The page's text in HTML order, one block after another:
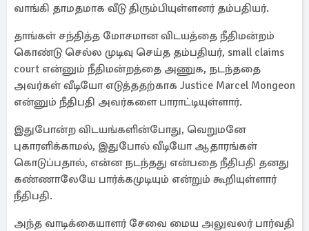
வாங்கி தாமதமாக வீடு திரும்பியுள்ளனர் தம்பதியர்.
தாங்கள் சந்தித்த மோசமான விடயத்தை நீதிமன்றம்
கொண்டு செல்ல முடிவு செய்த தம்பதியர், small claims
court என்னும் நீதிமன்றத்தை அணுக, நடந்ததை
அவர்கள் வீடியோ எடுத்ததற்காக Justice Marcel Mongeon
என்னும் நீதிபதி அவர்களை பாராட்டியுள்ளார்.
இதுபோன்ற விடயங்களின்போது, வெறுமனே
புகாரளிக்காமல், இதுபோல் வீடியோ ஆதாரங்கள்
கொடுப்பதால், என்ன நடந்தது என்பதை நீதிபதி தனது
கண்ணாலேயே பார்க்கமுடியும் என்றும் கூறியுள்ளார்
நீதிபதி.
அந்த வாடிக்கையாளர் சேவை மைய அலுவலர் பார்வதி